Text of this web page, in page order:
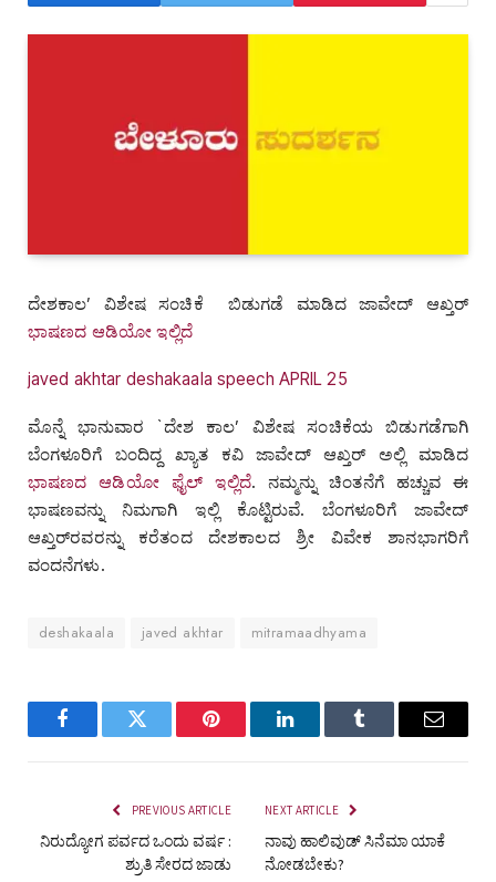
ದೇಶಕಾಲ’ ವಿಶೇಷ ಸಂಚಿಕೆ ಬಿಡುಗಡೆ ಮಾಡಿದ ಜಾವೇದ್ ಆಖ್ತರ್
ಭಾಷಣದ ಆಡಿಯೋ ಇಲ್ಲಿದೆ
javed akhtar deshakaala speech APRIL 25
ಮೊನ್ನೆ ಭಾನುವಾರ `ದೇಶ ಕಾಲ’ ವಿಶೇಷ ಸಂಚಿಕೆಯ ಬಿಡುಗಡೆಗಾಗಿ
ಬೆಂಗಳೂರಿಗೆ ಬಂದಿದ್ದ ಖ್ಯಾತ ಕವಿ ಜಾವೇದ್ ಆಖ್ತರ್ ಅಲ್ಲಿ ಮಾಡಿದ
ಭಾಷಣದ ಆಡಿಯೋ ಫೈಲ್ ಇಲ್ಲಿದೆ. ನಮ್ಮನ್ನು ಚಿಂತನೆಗೆ ಹಚ್ಚುವ ಈ
ಭಾಷಣವನ್ನು ನಿಮಗಾಗಿ ಇಲ್ಲಿ ಕೊಟ್ಟಿರುವೆ. ಬೆಂಗಳೂರಿಗೆ ಜಾವೇದ್
ಆಖ್ತರ್‌ರವರನ್ನು ಕರೆತಂದ ದೇಶಕಾಲದ ಶ್ರೀ ವಿವೇಕ ಶಾನಭಾಗರಿಗೆ
ವಂದನೆಗಳು.
deshakaala javed akhtar mitramaadhyama
FacebookTwitter Pinterest LinkedInTumblr Email
PREVIOUS ARTICLE
ನಿರುದ್ಯೋಗ ಪರ್ವದ ಒಂದು ವರ್ಷ :
ಶ್ರುತಿ ಸೇರದ ಜಾಡು
NEXT ARTICLE
ನಾವು ಹಾಲಿವುಡ್ ಸಿನೆಮಾ ಯಾಕೆ
ನೋಡಬೇಕು?